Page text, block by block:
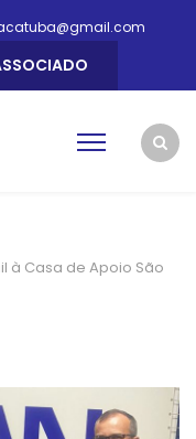
à Casa de Apoio São